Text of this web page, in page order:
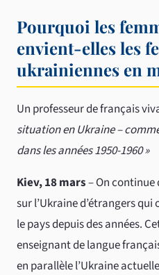
Pourquoi les
envient-elles les
ukrainiennes en
Un professeur de français
situation en Ukraine –
dans les années 1950-1960 »
Kiev, 18 mars– On continue
sur l’Ukraine d’étrangers
le pays depuis des années.
enseignant de langue
en parallèle l’Ukraine